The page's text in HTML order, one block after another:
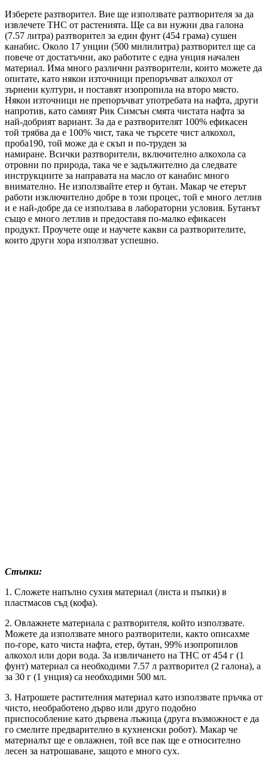
Изберете разтворител. Вие ще използвате разтворителя за да
извлечете ТНС от растенията. Ще са ви нужни два галона
(7.57 литра) разтворител за един фунт (454 грама) сушен
канабис. Около 17 унции (500 милилитра) разтворител ще са
повече от достатъчни, ако работите с една унция начален
материал. Има много различни разтворители, които можете да
опитате, като някои източници препоръчват алкохол от
зърнени култури, и поставят изопропила на второ място.
Някои източници не препоръчват употребата на нафта, други
напротив, като самият Рик Симсън смята чистата нафта за
най-добрият вариант. За да е разтворителят 100% ефикасен
той трябва да е 100% чист, така че търсете чист алкохол,
проба190, той може да е скъп и по-труден за
намиране. Всички разтворители, включително алкохола са
отровни по природа, така че е задължително да следвате
инструкциите за направата на масло от канабис много
внимателно. Не използвайте етер и бутан. Макар че етерът
работи изключително добре в този процес, той е много летлив
и е най-добре да се използава в лабораторни условия. Бутанът
също е много летлив и предоставя по-малко ефикасен
продукт. Проучете още и научете какви са разтворителите,
които други хора използват успешно.
Стъпки:
1. Сложете напълно сухия материал (листа и пъпки) в
пластмасов съд (кофа).
2. Овлажнете материала с разтворителя, който използвате.
Можете да използвате много разтворители, както описахме
по-горе, като чиста нафта, етер, бутан, 99% изопропилов
алкохол или дори вода. За извличането на ТНС от 454 г (1
фунт) материал са необходими 7.57 л разтворител (2 галона), а
за 30 г (1 унция) са необходими 500 мл.
3. Натрошете растителния материал като използвате пръчка от
чисто, необработено дърво или друго подобно
приспособление като дървена лъжица (друга възможност е да
го смелите предварително в кухненски робот). Макар че
материалът ще е овлажнен, той все пак ще е относително
лесен за натрошаване, защото е много сух.